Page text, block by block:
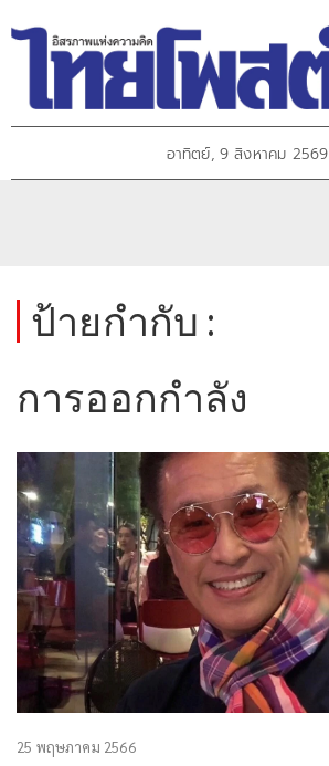
อาทิตย์, 9 สิงหาคม 2569
ป้ายกำกับ :
การออกกำลัง
25 พฤษภาคม 2566